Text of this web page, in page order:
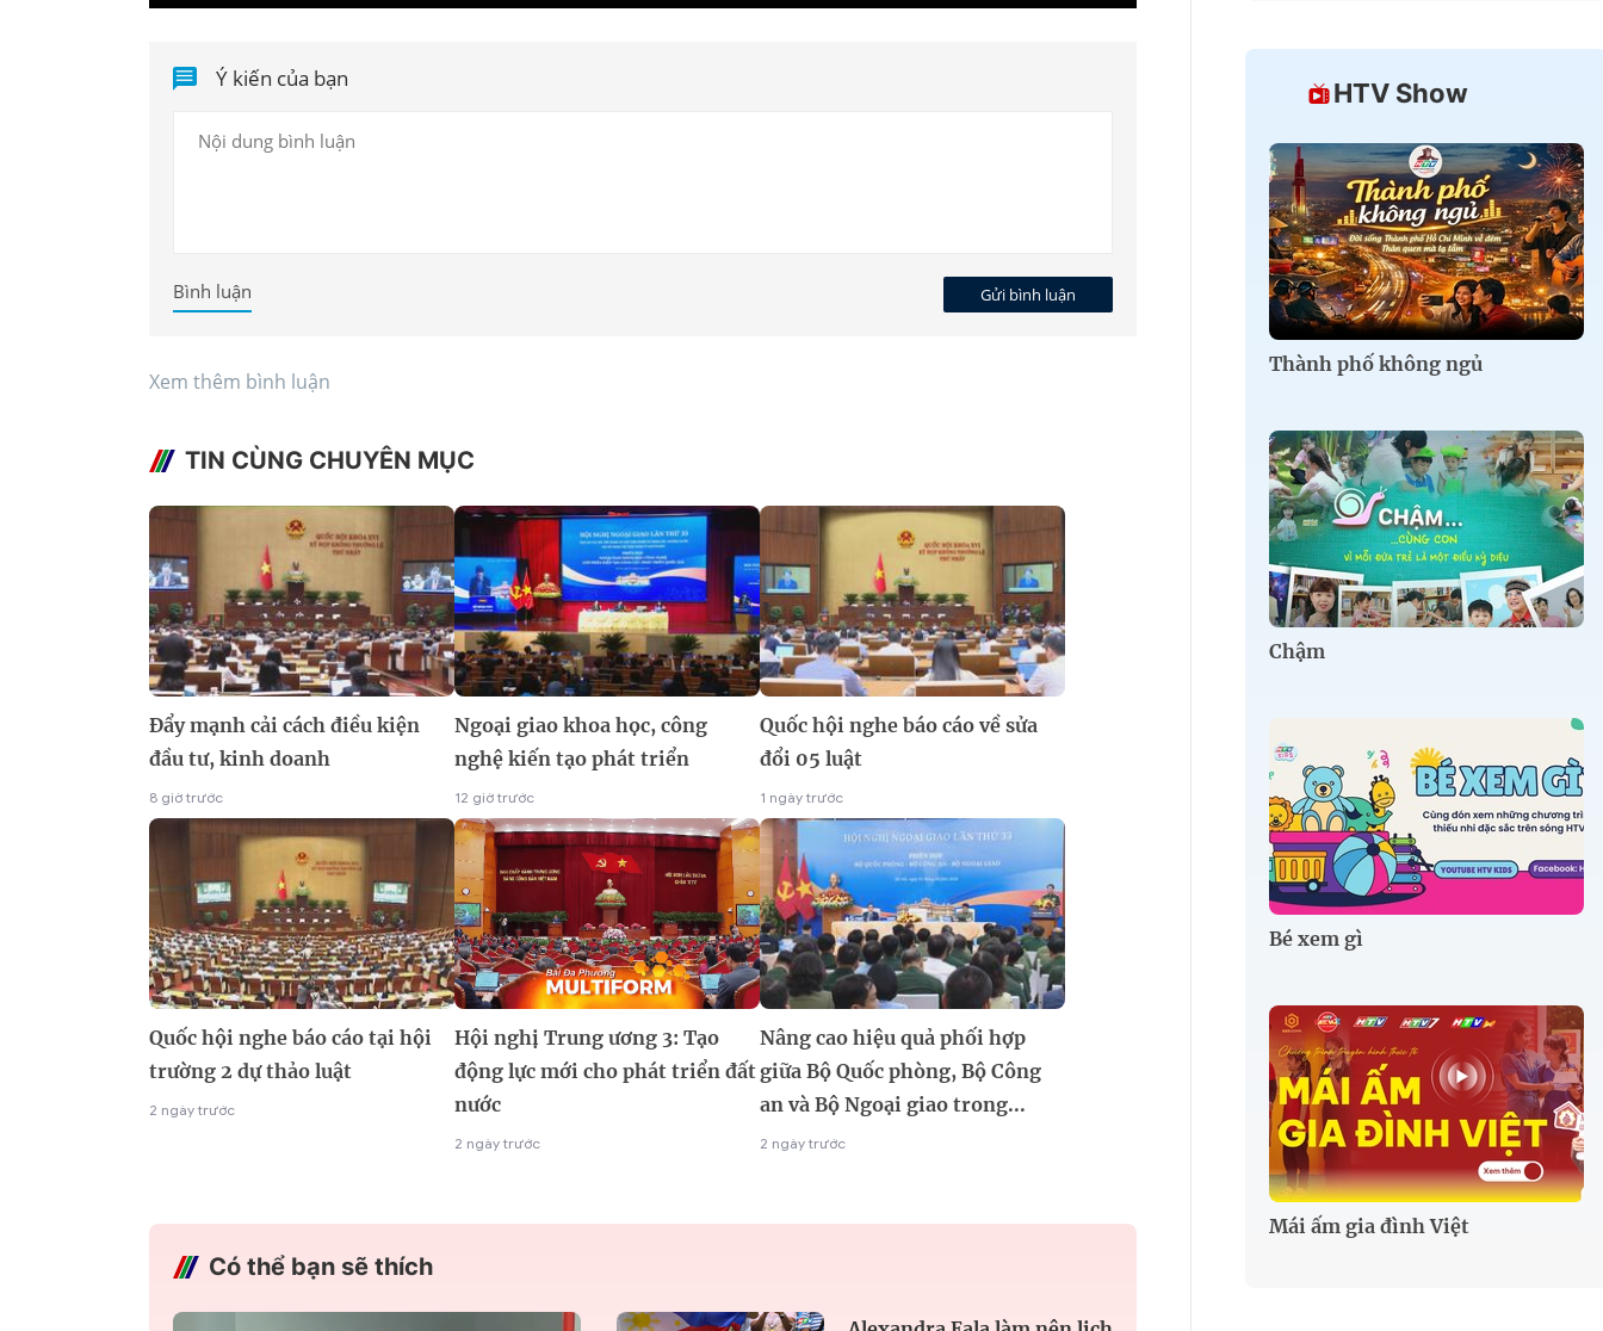
Ý kiến của bạn
Gửi bình luận
Bình luận
Xem thêm bình luận
TIN CÙNG CHUYÊN MỤC
Đẩy mạnh cải cách điều kiện
đầu tư, kinh doanh
8 giờ trước
Ngoại giao khoa học, công
nghệ kiến tạo phát triển
12 giờ trước
Quốc hội nghe báo cáo về sửa
đổi 05 luật
1 ngày trước
Quốc hội nghe báo cáo tại hội
trường 2 dự thảo luật
2 ngày trước
Hội nghị Trung ương 3: Tạo
động lực mới cho phát triển đất
nước
2 ngày trước
Nâng cao hiệu quả phối hợp
giữa Bộ Quốc phòng, Bộ Công
an và Bộ Ngoại giao trong...
2 ngày trước
Có thể bạn sẽ thích
HTV Show
Thành phố không ngủ
Chậm
Bé xem gì
Mái ấm gia đình Việt